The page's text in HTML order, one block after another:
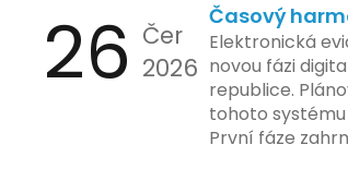
zavedení
26 Čer
2026
Časový
Elektronická
novou fázi
republice.
tohoto
První fáze